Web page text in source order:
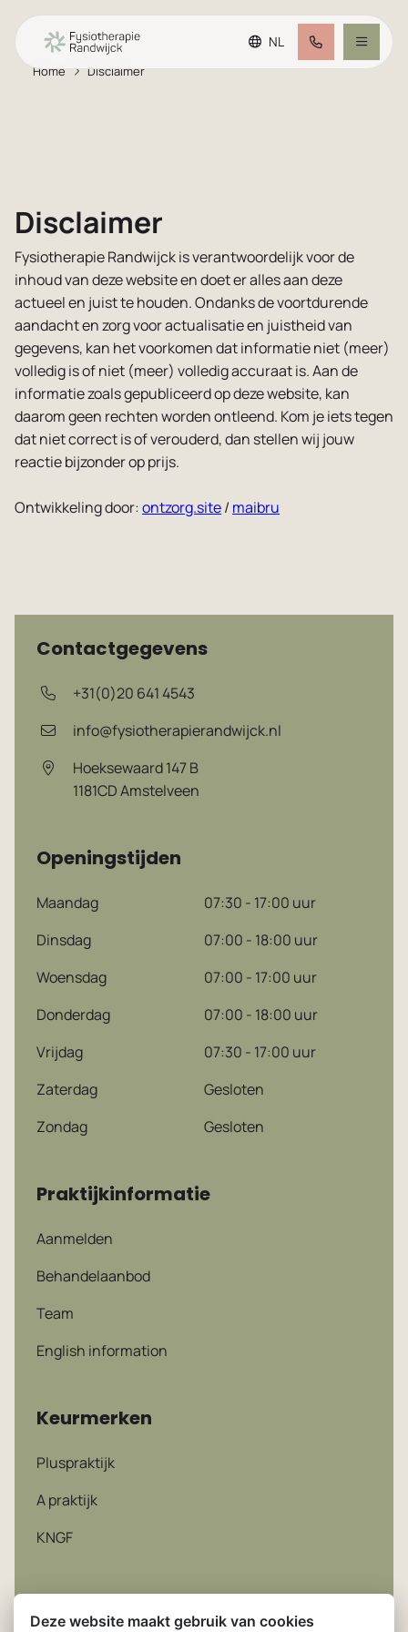
NL
Home Disclaimer
Disclaimer
Fysiotherapie Randwijck is verantwoordelijk voor de
inhoud van deze website en doet er alles aan deze
actueel en juist te houden. Ondanks de voortdurende
aandacht en zorg voor actualisatie en juistheid van
gegevens, kan het voorkomen dat informatie niet (meer)
volledig is of niet (meer) volledig accuraat is. Aan de
informatie zoals gepubliceerd op deze website, kan
daarom geen rechten worden ontleend. Kom je iets tegen
dat niet correct is of verouderd, dan stellen wij jouw
reactie bijzonder op prijs.
Ontwikkeling door:ontzorg.site/ maibru
Contactgegevens
+31(0)20 641 4543
info@fysiotherapierandwijck.nl
Hoeksewaard 147 B
1181CDAmstelveen
Openingstijden
Maandag
07:30 - 17:00 uur
Dinsdag
07:00 - 18:00 uur
Woensdag
07:00 - 17:00 uur
Donderdag
07:00 - 18:00 uur
Vrijdag
07:30 - 17:00 uur
Zaterdag
Gesloten
Zondag
Gesloten
Praktijkinformatie
Aanmelden
Behandelaanbod
Team
English information
Keurmerken
Pluspraktijk
A praktijk
KNGF
Team
Pluspraktijk
FAQ
Tarieven
Vacatures
English
Deze website maakt gebruik van cookies